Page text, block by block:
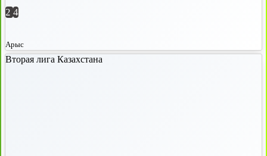
2 4
Арыс
Вторая лига Казахстана